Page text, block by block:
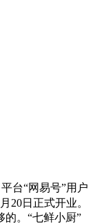
台“网易号”用户
20日正式开业。
。“七鲜小厨”